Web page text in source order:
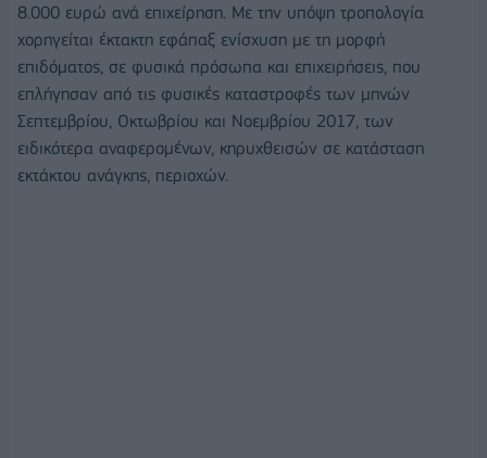
8.000 ευρώ ανά επιχείρηση. Με την υπόψη τροπολογία
χορηγείται έκτακτη εφάπαξ ενίσχυση με τη μορφή
επιδόματος, σε φυσικά πρόσωπα και επιχειρήσεις, που
επλήγησαν από τις φυσικές καταστροφές των μηνών
Σεπτεμβρίου, Οκτωβρίου και Νοεμβρίου 2017, των
ειδικότερα αναφερομένων, κηρυχθεισών σε κατάσταση
εκτάκτου ανάγκης, περιοχών.